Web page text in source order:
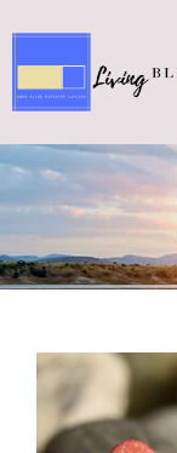
to
content
關於我們
奉獻支持
課程報名
Search